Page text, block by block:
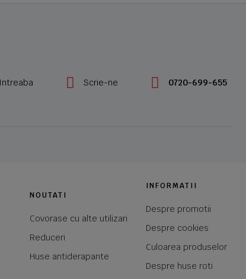
Intreaba Scrie-ne 0720-699-655
NOUTATI
Covorase cu alte utilizari
Reduceri
Huse antiderapante
INFORMATII
Despre promotii
Despre cookies
Culoarea produselor
Despre huse roti